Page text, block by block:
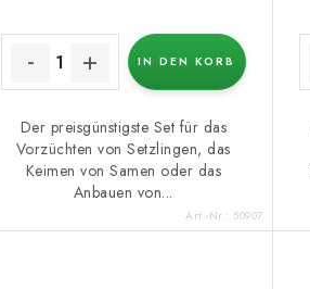
IN DEN KORB
Der preisgünstigste Set für das
Vorzüchten von Setzlingen, das
Keimen von Samen oder das
Anbauen von...
Art.-Nr.:50907